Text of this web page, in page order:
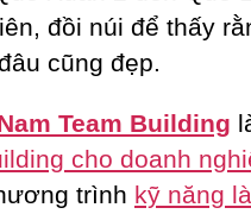
đồi núi để thấy
cũng đẹp.
Team Building
cho doanh
trình kỹ năng